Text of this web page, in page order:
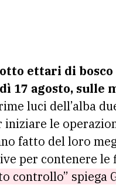
ettari di
17 agosto, sulle
luci dell’alba
le
fatto del loro
per contenere le
controllo” spiega